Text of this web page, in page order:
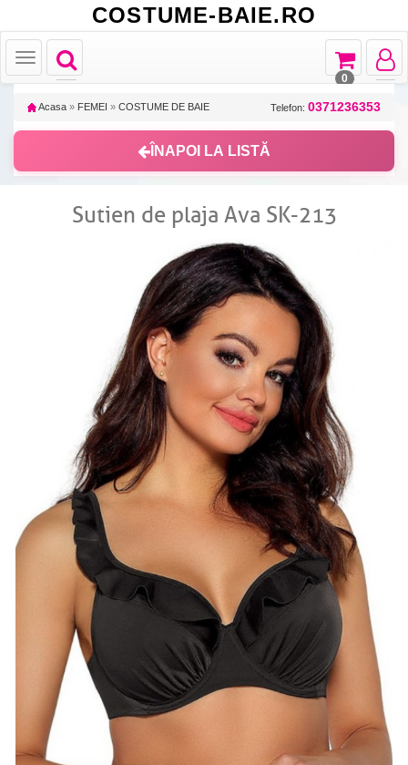
COSTUME-BAIE.RO
Toggle
navigation
Toggle
navigation
Toggle
Toggle
navigation
0
Acasa » FEMEI » COSTUME DE BAIE Telefon: 0371236353
ÎNAPOI LA LISTĂ
Sutien de plaja Ava SK-213